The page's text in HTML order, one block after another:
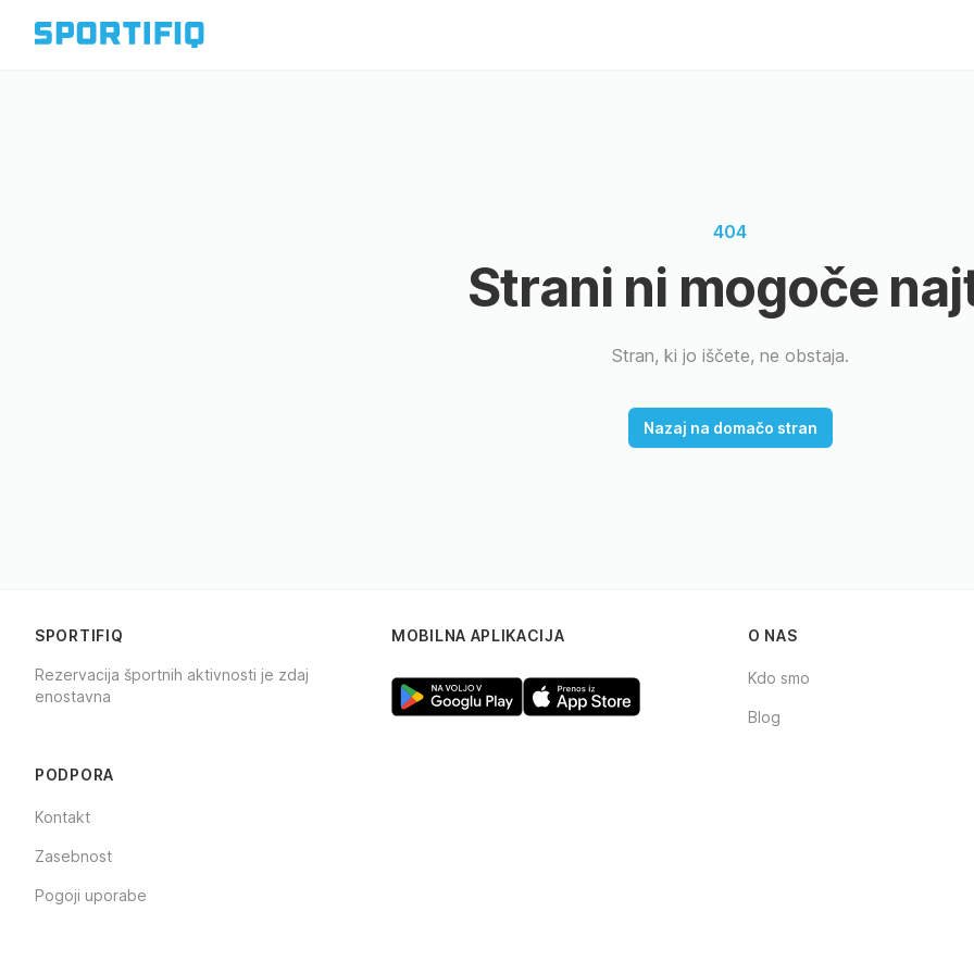
404
Strani ni mogoče
Stran, ki jo iščete, ne obstaja.
Nazaj na domačo stran
SPORTIFIQ
Rezervacija športnih aktivnosti je zdaj
enostavna
MOBILNA APLIKACIJA O NAS
Kdo smo
Blog
PODPORA
Kontakt
Zasebnost
Pogoji uporabe